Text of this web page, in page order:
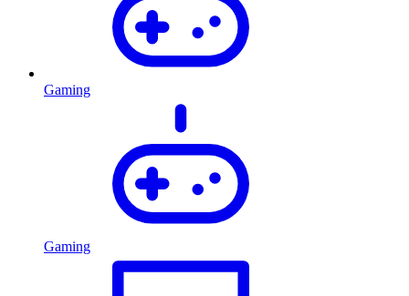
Gaming
Gaming